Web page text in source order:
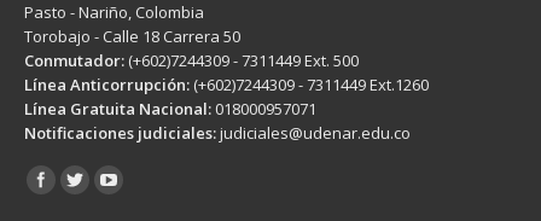
Pasto - Nariño, Colombia
Torobajo - Calle 18 Carrera 50
Conmutador: (+602)7244309 - 7311449 Ext. 500
Línea Anticorrupción: (+602)7244309 - 7311449 Ext.1260
Línea Gratuita Nacional: 018000957071
Notificaciones judiciales:judiciales@udenar.edu.co
Encuéntranos en: